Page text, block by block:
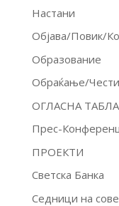
Настани
Објава/Повик/
Образование
Обраќање/
ОГЛАСНА ТАБЛА
Прес-
ПРОЕКТИ
Светска Банка
Седници на